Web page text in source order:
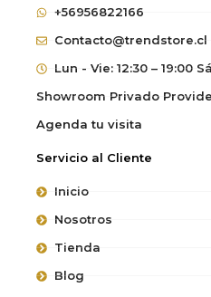
+56956822166
Contacto@trendstore.cl
Lun - Vie: 12:30 – 19:00
Showroom Privado
Agenda tu visita
Servicio al Cliente
Inicio
Nosotros
Tienda
Blog